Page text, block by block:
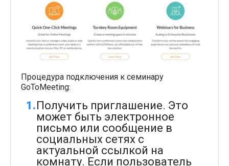
Процедура подключения к семинару
GoToMeeting:
Получить приглашение. Это
может быть электронное
письмо или сообщение в
социальных сетях с
актуальной ссылкой на
комнату. Если пользователь